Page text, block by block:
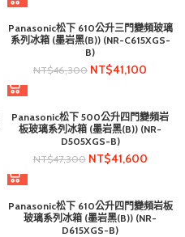
Panasonic松下 610公升三門變頻玻璃
系列冰箱 (墨岩黑(B)) (NR-C615XGS-
B)
NT$46,300 NT$41,100
Panasonic松下 500公升四門變頻岩
板玻璃系列冰箱 (墨岩黑(B)) (NR-
D505XGS-B)
NT$47,300 NT$41,600
Panasonic松下 610公升四門變頻岩板
玻璃系列冰箱 (墨岩黑(B)) (NR-
D615XGS-B)